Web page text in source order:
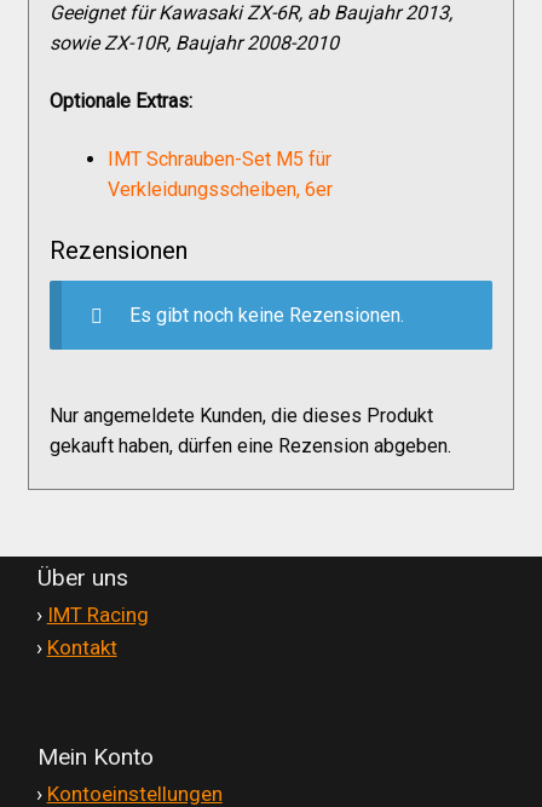
Zahlungsarten
Geeignet für Kawasaki ZX-6R, ab Baujahr 2013,
sowie ZX-10R, Baujahr 2008-2010
Optionale Extras:
IMT Schrauben-Set M5 für
Verkleidungsscheiben, 6er
Rezensionen
Es gibt noch keine Rezensionen.
Nur angemeldete Kunden, die dieses Produkt
gekauft haben, dürfen eine Rezension abgeben.
Über uns
› IMT Racing
› Kontakt
Mein Konto
› Kontoeinstellungen